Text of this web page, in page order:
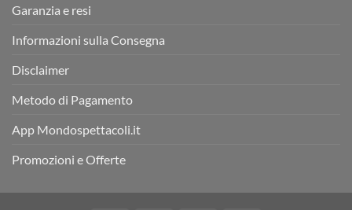
Garanzia e resi
Informazioni sulla Consegna
Disclaimer
Metodo di Pagamento
App Mondospettacoli.it
Promozioni e Offerte